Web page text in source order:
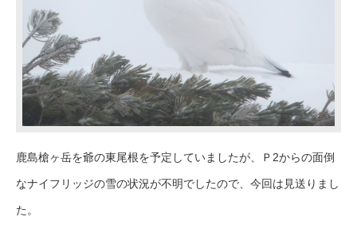
鹿島槍ヶ岳を爺の東尾根を予定していましたが、Ｐ2からの面倒
なナイフリッジの雪の状況が不明でしたので、今回は見送りまし
た。